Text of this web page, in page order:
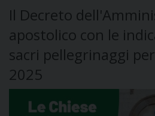
Il Decreto
apostolico con le
sacri pellegrinaggi
2025